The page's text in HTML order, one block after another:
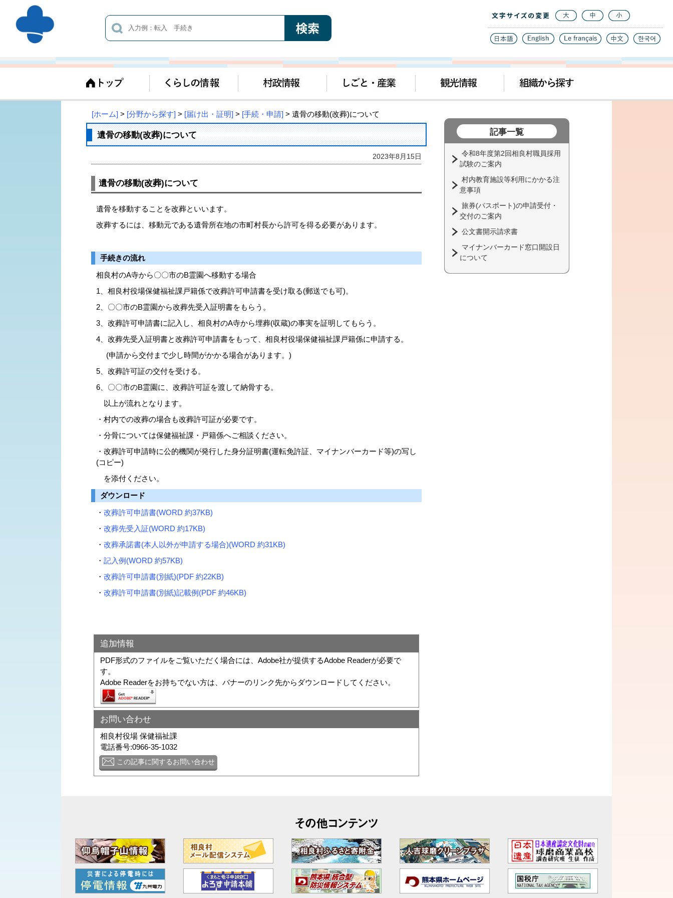
[ホーム] > [分野から探す] > [届け出・証明] > [手続・申請] > 遺骨の移動(改葬)について
遺骨の移動(改葬)について
2023年8月15日
遺骨の移動(改葬)について
遺骨を移動することを改葬といいます。
改葬するには、移動元である遺骨所在地の市町村長から許可を得る必要があります。
手続きの流れ
相良村のA寺から〇〇市のB霊園へ移動する場合
1、相良村役場保健福祉課戸籍係で改葬許可申請書を受け取る(郵送でも可)。
2、〇〇市のB霊園から改葬先受入証明書をもらう。
3、改葬許可申請書に記入し、相良村のA寺から埋葬(収蔵)の事実を証明してもらう。
4、改葬先受入証明書と改葬許可申請書をもって、相良村役場保健福祉課戸籍係に申請する。
(申請から交付まで少し時間がかかる場合があります。)
5、改葬許可証の交付を受ける。
6、〇〇市のB霊園に、改葬許可証を渡して納骨する。
以上が流れとなります。
・村内での改葬の場合も改葬許可証が必要です。
・分骨については保健福祉課・戸籍係へご相談ください。
・改葬許可申請時に公的機関が発行した身分証明書(運転免許証、マイナンバーカード等)の写し
(コピー)
を添付ください。
ダウンロード
・ 改葬許可申請書(WORD 約37KB)
・ 改葬先受入証(WORD 約17KB)
・ 改葬承諾書(本人以外が申請する場合)(WORD 約31KB)
・ 記入例(WORD 約57KB)
・ 改葬許可申請書(別紙)(PDF 約22KB)
・ 改葬許可申請書(別紙)記載例(PDF 約46KB)
追加情報
PDF形式のファイルをご覧いただく場合には、Adobe社が提供するAdobe Readerが必要で
す。
Adobe Readerをお持ちでない方は、バナーのリンク先からダウンロードしてください。
お問い合わせ
相良村役場 保健福祉課
電話番号:0966-35-1032
この記事に関するお問い合わせ
記事一覧
令和8年度第2回相良村職員採用
試験のご案内
村内教育施設等利用にかかる注
意事項
旅券(パスポート)の申請受付・
交付のご案内
公文書開示請求書
マイナンバーカード窓口開設日
について